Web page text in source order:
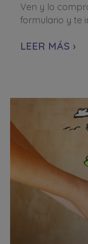
Ven y lo
formulario y te
LEER MÁS ›